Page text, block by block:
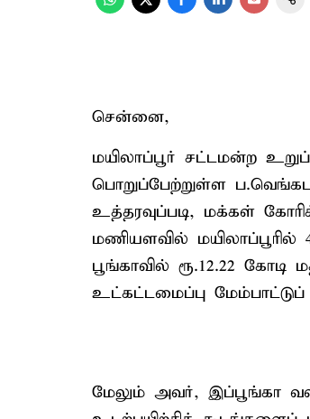
சென்னை,
மயிலாப்பூர் சட்டமன்ற
பொறுப்பேற்றுள்ள
உத்தரவுப்படி, மக்கள்
மணியளவில்
பூங்காவில் ரூ.12.22 கோடி
உட்கட்டமைப்பு
மேலும் அவர், இப்பூங்கா